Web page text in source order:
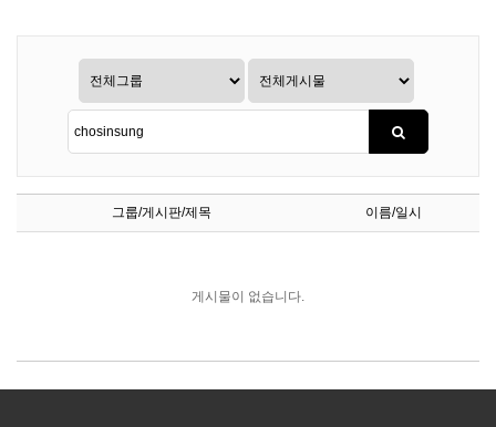
그룹/게시판/제목 이름/일시
게시물이 없습니다.